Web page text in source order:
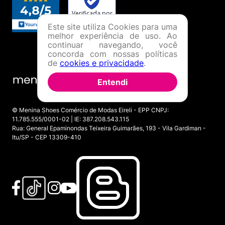
© Menina Shoes Comércio de Modas Eireli - EPP CNPJ:
11.785.555/0001-02 | IE: 387.208.543.115
Rua: General Epaminondas Teixeira Guimarães, 193 - Vila Gardiman -
Itu/SP - CEP 13309-410
Este site utiliza Cookies para uma
melhor experiência de uso. Ao
continuar navegando, você
concorda com nossas políticas
de cookies e privacidade.
Entendi